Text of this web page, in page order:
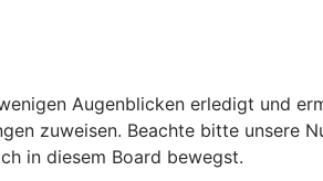
Augenblicken erledigt und
zuweisen. Beachte bitte unsere
in diesem Board bewegst.